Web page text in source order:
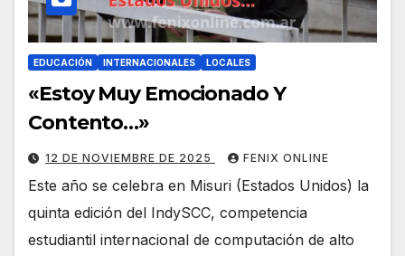
EDUCACIÓN INTERNACIONALES LOCALES
«Estoy Muy Emocionado Y
Contento…»
12 DE NOVIEMBRE DE 2025 FENIX ONLINE
Este año se celebra en Misuri (Estados Unidos) la
quinta edición del IndySCC, competencia
estudiantil internacional de computación de alto